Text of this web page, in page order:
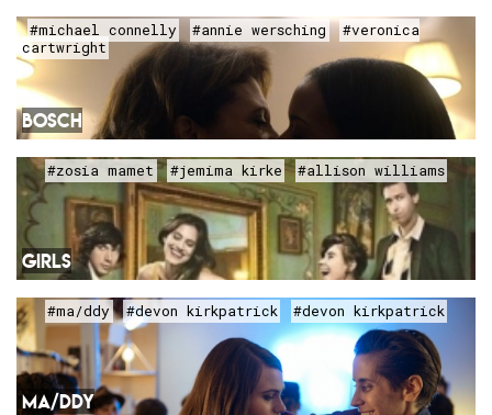
#michael connelly #annie wersching
#veronica
cartwright
BOSCH
#zosia mamet #jemima kirke #allison williams
GIRLS
#ma/ddy #devon kirkpatrick #devon kirkpatrick
MA/DDY